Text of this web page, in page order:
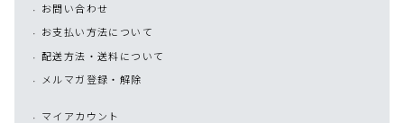
お問い合わせ
お支払い方法について
配送方法・送料について
メルマガ登録・解除
マイアカウント